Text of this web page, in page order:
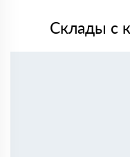
Склады с